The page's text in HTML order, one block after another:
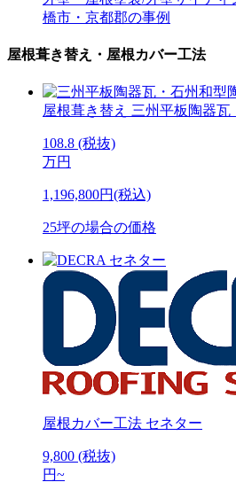
橋市・京都郡の事例
屋根葺き替え・屋根カバー工法
屋根葺き替え 三州平板陶器瓦
108.8 (税抜)
万円
1,196,800円(税込)
25坪の場合の価格
屋根カバー工法 セネター
9,800 (税抜)
円~